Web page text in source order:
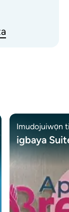
Imudojuiwọn
igbaya